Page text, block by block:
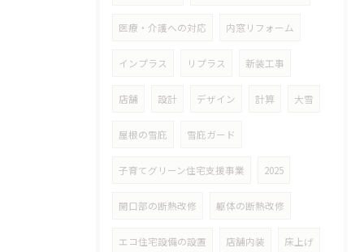
医療・介護への対応 内窓リフォーム
インプラス リプラス 新装工事
店舗 設計 デザイン 計算 大雪
屋根の雪庇 雪庇ガード
子育てグリーン住宅支援事業 2025
開口部の断熱改修 躯体の断熱改修
エコ住宅設備の設置 店舗内装 床上げ